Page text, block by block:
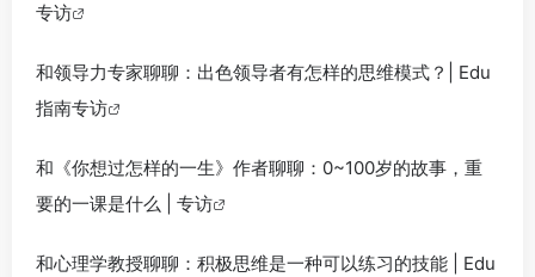
专访
和领导力专家聊聊：出色领导者有怎样的思维模式？| Edu
指南专访
和《你想过怎样的一生》作者聊聊：0~100岁的故事，重
要的一课是什么 | 专访
和心理学教授聊聊：积极思维是一种可以练习的技能 | Edu